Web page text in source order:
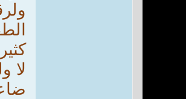
لا